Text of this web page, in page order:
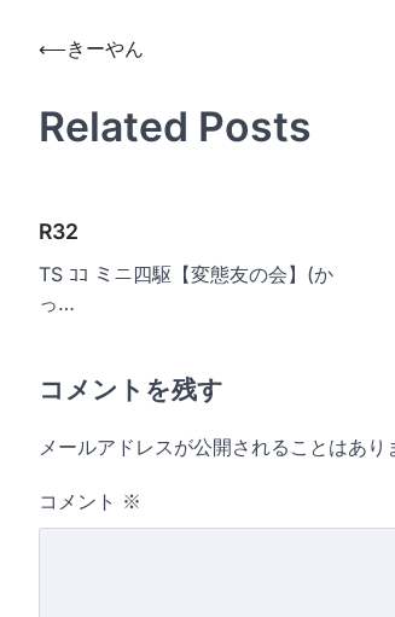
投
ナ
ー
シ
ョ
⟵きーやん
Related Posts
R32
TS ｺｺ ミニ四駆【変態友の会】(か
っ…
コメントを残す
メールアドレスが公開されることはあり
コメント ※